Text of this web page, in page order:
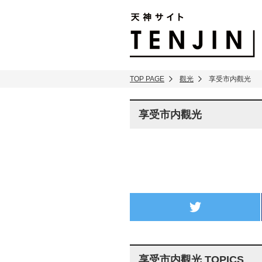
TOP PAGE 觀光 享受市内觀光
享受市内觀光
享受市内觀光 TOPICS